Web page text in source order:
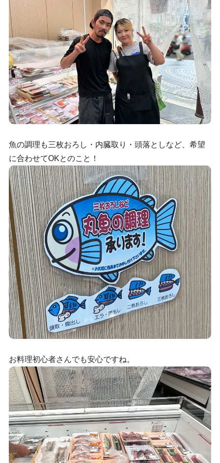
魚の調理も三枚おろし・内臓取り・頭落としなど、希望
に合わせてOKとのこと！
お料理初心者さんでも安心ですね。